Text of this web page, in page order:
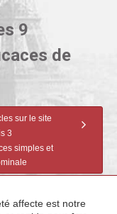
9
de
sur le site
3
simples et
affecte est notre